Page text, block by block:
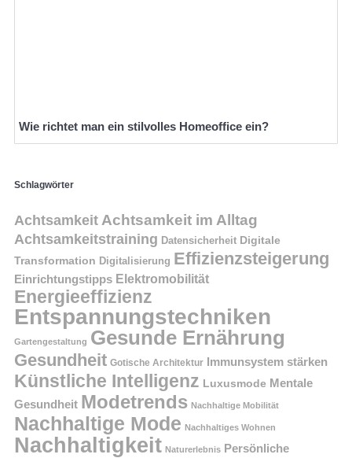
Wie richtet man ein stilvolles Homeoffice ein?
Schlagwörter
Achtsamkeit Achtsamkeit im Alltag
Achtsamkeitstraining Datensicherheit Digitale
Transformation Digitalisierung Effizienzsteigerung
Einrichtungstipps Elektromobilität
Energieeffizienz
Entspannungstechniken
Gartengestaltung Gesunde Ernährung
Gesundheit Gotische Architektur Immunsystem stärken
Künstliche Intelligenz Luxusmode Mentale
Gesundheit Modetrends Nachhaltige Mobilität
Nachhaltige Mode Nachhaltiges Wohnen
Nachhaltigkeit Naturerlebnis Persönliche